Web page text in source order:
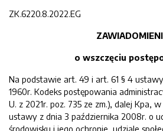
ZK.6220.8.2022.EG
o wszczęciu
Na podstawie art. 49 i art. 61 § 4
1960r. Kodeks postępowania
U. z 2021r. poz. 735 ze zm.), dalej Kpa,
ustawy z dnia 3 października 2008r. o
środowisku i jego ochronie, udziale